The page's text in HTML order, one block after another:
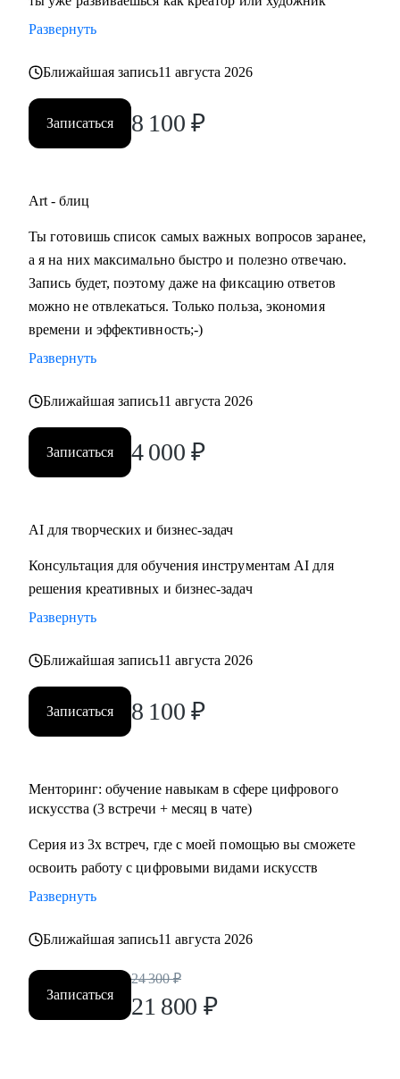
Развернуть
Ближайшая запись11 августа 2026
Записаться 8 100 ₽
Art - блиц
Ты готовишь список самых важных вопросов заранее,
а я на них максимально быстро и полезно отвечаю.
Запись будет, поэтому даже на фиксацию ответов
можно не отвлекаться. Только польза, экономия
времени и эффективность;-)
Развернуть
Ближайшая запись11 августа 2026
Записаться 4 000 ₽
AI для творческих и бизнес-задач
Консультация для обучения инструментам AI для
решения креативных и бизнес-задач
Развернуть
Ближайшая запись11 августа 2026
Записаться 8 100 ₽
Менторинг: обучение навыкам в сфере цифрового
искусства (3 встречи + месяц в чате)
Серия из 3х встреч, где с моей помощью вы сможете
освоить работу с цифровыми видами искусств
Развернуть
Ближайшая запись11 августа 2026
Записаться
24 300 ₽
21 800 ₽